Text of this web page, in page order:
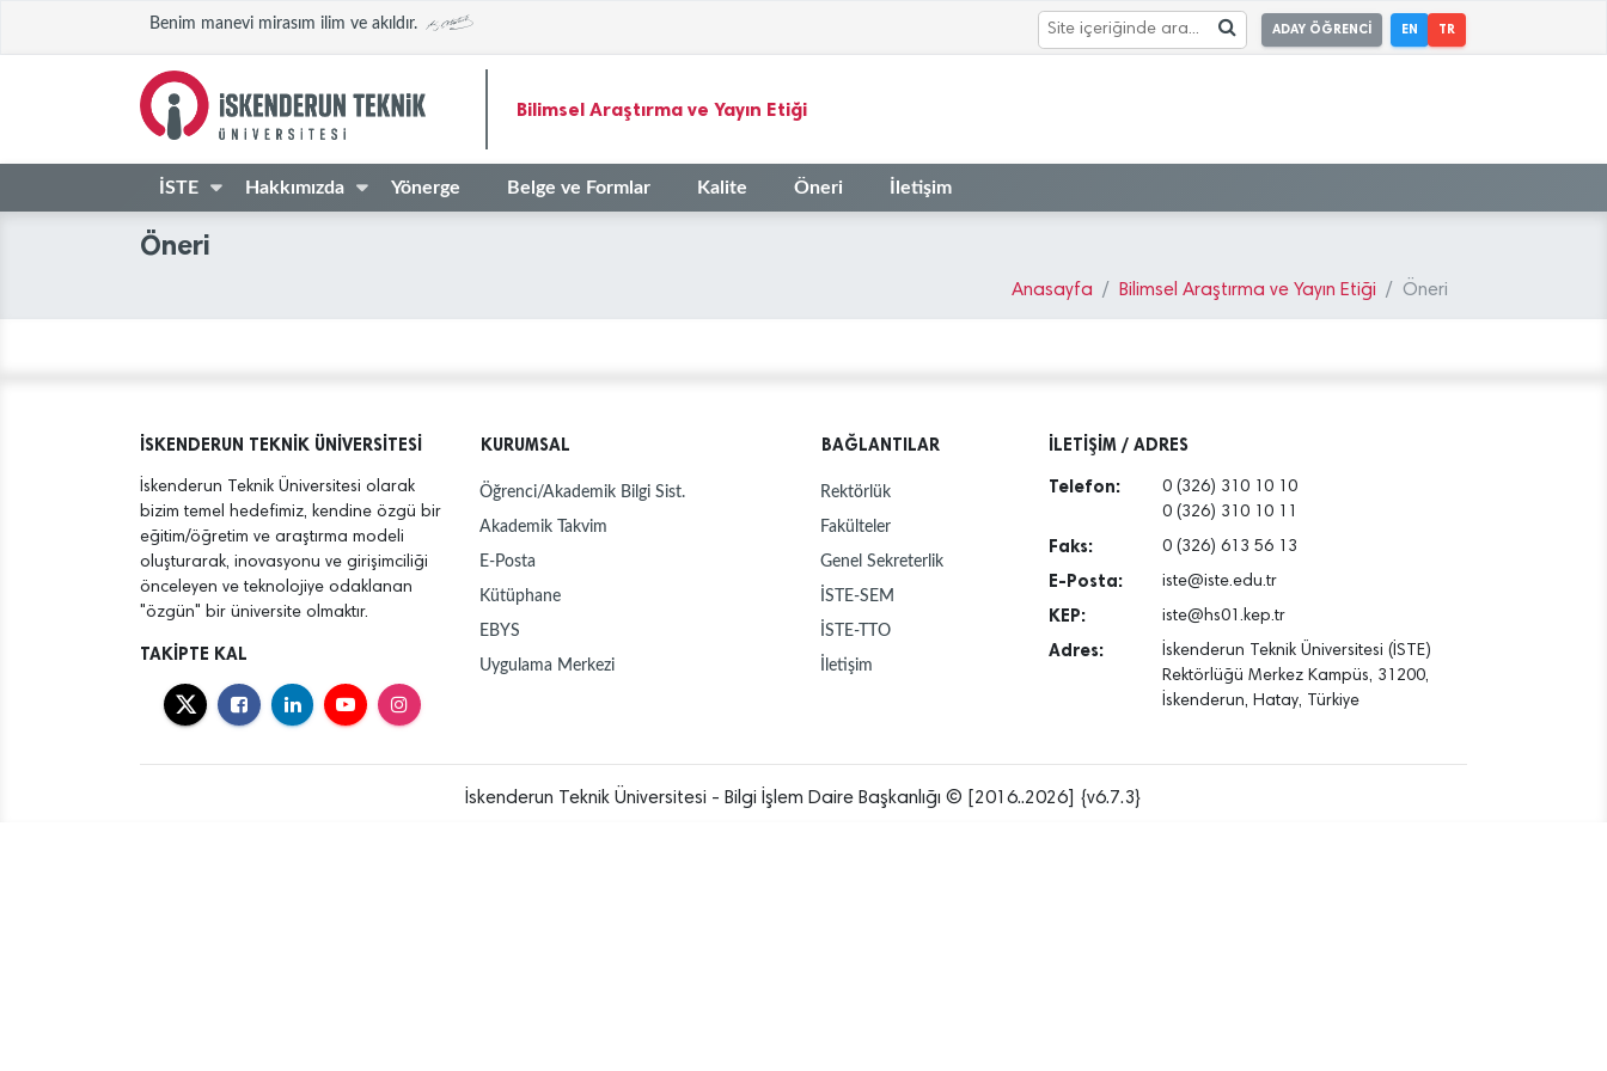
Benim manevi mirasım ilim ve akıldır. ADAY ÖĞRENCİ EN TR
Bilimsel Araştırma ve Yayın Etiği
İSTE Hakkımızda Yönerge Belge ve Formlar Kalite Öneri İletişim
Öneri
Anasayfa Bilimsel Araştırma ve Yayın Etiği Öneri
İSKENDERUN TEKNİK ÜNİVERSİTESİ
İskenderun Teknik Üniversitesi olarak
bizim temel hedefimiz, kendine özgü bir
eğitim/öğretim ve araştırma modeli
oluşturarak, inovasyonu ve girişimciliği
önceleyen ve teknolojiye odaklanan
"özgün" bir üniversite olmaktır.
TAKİPTE KAL
KURUMSAL
Öğrenci/Akademik Bilgi Sist.
Akademik Takvim
E-Posta
Kütüphane
EBYS
Uygulama Merkezi
BAĞLANTILAR
Rektörlük
Fakülteler
Genel Sekreterlik
İSTE-SEM
İSTE-TTO
İletişim
İLETİŞİM / ADRES
Telefon:
0 (326) 310 10 10
0 (326) 310 10 11
Faks: 0 (326) 613 56 13
E-Posta: iste@iste.edu.tr
KEP: iste@hs01.kep.tr
Adres:
İskenderun Teknik Üniversitesi (İSTE)
Rektörlüğü Merkez Kampüs, 31200,
İskenderun, Hatay, Türkiye
İskenderun Teknik Üniversitesi - Bilgi İşlem Daire Başkanlığı © [2016..2026] {v6.7.3}